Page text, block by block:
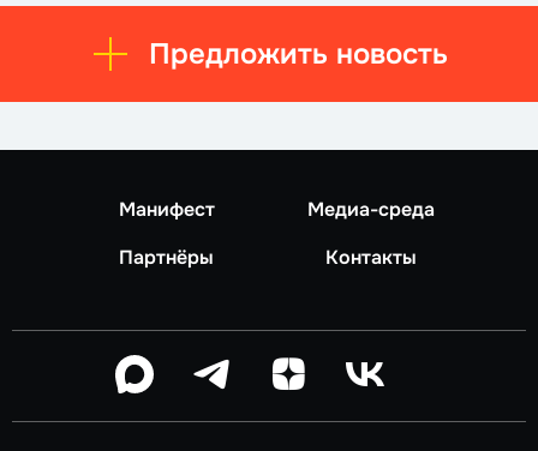
Предложить новость
Манифест
Медиа-среда
Партнёры
Контакты